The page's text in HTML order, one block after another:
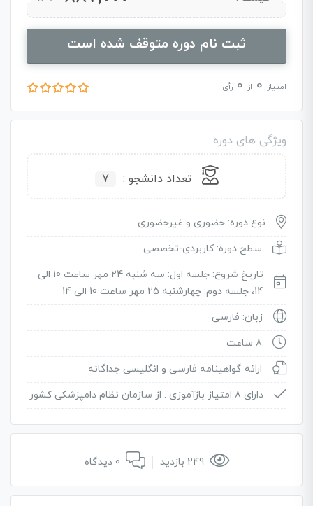
ثبت نام دوره متوقف شده است
امتیاز 0 از 0 رأی
ویژگی های دوره
تعداد دانشجو : 7
نوع دوره: حضوری و غیرحضوری
سطح دوره: کاربردی-تخصصی
تاریخ شروع: جلسه اول: سه شنبه 24 مهر ساعت 10 الی
14، جلسه دوم: چهارشنبه 25 مهر ساعت 10 الی 14
زبان: فارسی
8 ساعت
ارائه گواهینامه فارسی و انگلیسی جداگانه
دارای 8 امتیاز بازآموزی :
از سازمان نظام دامپزشکی کشور
249 بازدید